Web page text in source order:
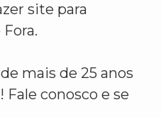
site para
mais de 25 anos
conosco e se